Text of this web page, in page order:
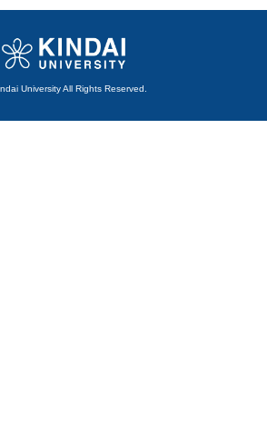
University All Rights Reserved.